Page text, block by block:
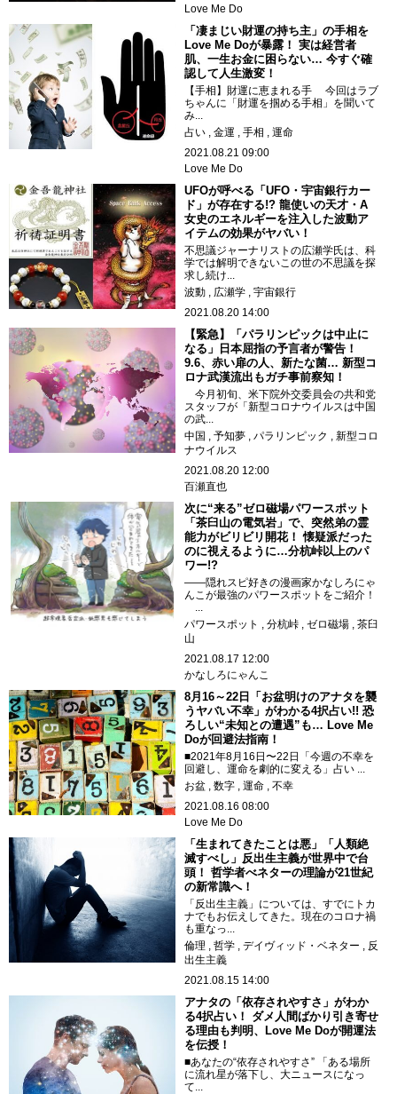
Love Me Do
「凄まじい財運の持ち主」の手相を
Love Me Doが暴露！ 実は経営者
肌、一生お金に困らない… 今すぐ確
認して人生激変！
【手相】財運に恵まれる手 今回はラブ
ちゃんに「財運を掴める手相」を聞いて
み...
占い
金運 手相
運命
2021.08.21 09:00
Love Me Do
UFOが呼べる「UFO・宇宙銀行カー
ド」が存在する!? 龍使いの天才・A
女史のエネルギーを注入した波動ア
イテムの効果がヤバい！
不思議ジャーナリストの広瀬学氏は、科
学では解明できないこの世の不思議を探
求し続け...
波動
広瀬学
宇宙銀行
2021.08.20 14:00
【緊急】「パラリンピックは中止に
なる」日本屈指の予言者が警告！
9.6、赤い扉の人、新たな菌… 新型コ
ロナ武漢流出もガチ事前察知！
今月初旬、米下院外交委員会の共和党
スタッフが「新型コロナウイルスは中国
の武...
中国
予知夢 パラリンピック
新型コロ
ナウイルス
2021.08.20 12:00
百瀬直也
次に“来る”ゼロ磁場パワースポット
「茶臼山の電気岩」で、突然弟の霊
能力がビリビリ開花！ 懐疑派だった
のに視えるように…分杭峠以上のパ
ワー!?
――隠れスピ好きの漫画家かなしろにゃ
んこが最強のパワースポットをご紹介！
...
パワースポット
分杭峠 ゼロ磁場
茶臼
山
2021.08.17 12:00
かなしろにゃんこ
8月16～22日「お盆明けのアナタを襲
うヤバい不幸」がわかる4択占い!! 恐
ろしい“未知との遭遇”も… Love Me
Doが回避法指南！
■2021年8月16日〜22日「今週の不幸を
回避し、運命を劇的に変える」占い ...
お盆
数字 運命
不幸
2021.08.16 08:00
Love Me Do
「生まれてきたことは悪」「人類絶
滅すべし」反出生主義が世界中で台
頭！ 哲学者べネターの理論が21世紀
の新常識へ！
「反出生主義」については、すでにトカ
ナでもお伝えしてきた。現在のコロナ禍
も重なっ...
倫理
哲学 デイヴィッド・ベネター
反
出生主義
2021.08.15 14:00
アナタの「依存されやすさ」がわか
る4択占い！ ダメ人間ばかり引き寄せ
る理由も判明、Love Me Doが開運法
を伝授！
■あなたの“依存されやすさ” 「ある場所
に流れ星が落下し、大ニュースになっ
て...